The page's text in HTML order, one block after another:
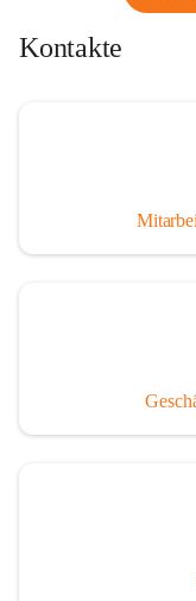
Kontakte